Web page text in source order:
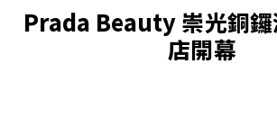
Prada Beauty 崇光銅鑼
店開幕